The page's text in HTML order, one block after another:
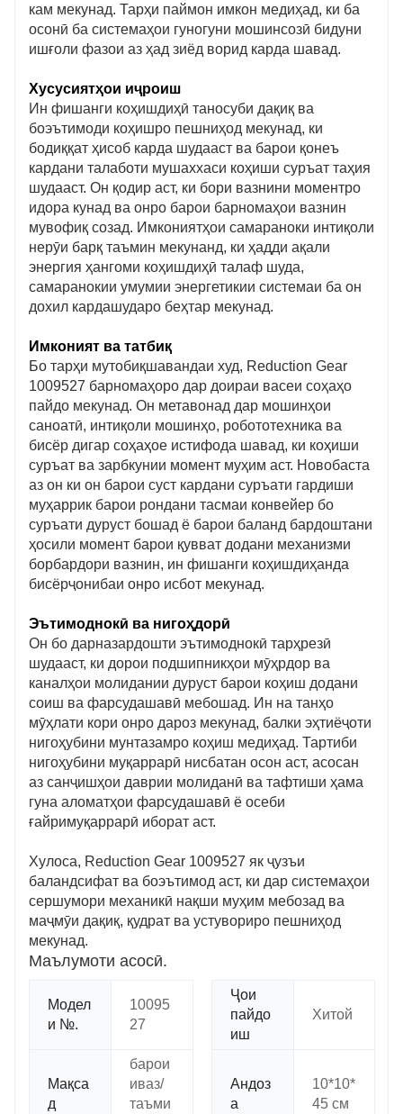
кам мекунад. Тарҳи паймон имкон медиҳад, ки ба
осонӣ ба системаҳои гуногуни мошинсозӣ бидуни
ишғоли фазои аз ҳад зиёд ворид карда шавад.
Хусусиятҳои иҷроиш
Ин фишанги коҳишдиҳӣ таносуби дақиқ ва
боэътимоди коҳишро пешниҳод мекунад, ки
бодиққат ҳисоб карда шудааст ва барои қонеъ
кардани талаботи мушаххаси коҳиши суръат таҳия
шудааст. Он қодир аст, ки бори вазнини моментро
идора кунад ва онро барои барномаҳои вазнин
мувофиқ созад. Имкониятҳои самараноки интиқоли
нерӯи барқ ​​​​таъмин мекунанд, ки ҳадди ақали
энергия ҳангоми коҳишдиҳӣ талаф шуда,
самаранокии умумии энергетикии системаи ба он
дохил кардашударо беҳтар мекунад.
Имконият ва татбиқ
Бо тарҳи мутобиқшавандаи худ, Reduction Gear
1009527 барномаҳоро дар доираи васеи соҳаҳо
пайдо мекунад. Он метавонад дар мошинҳои
саноатӣ, интиқоли мошинҳо, робототехника ва
бисёр дигар соҳаҳое истифода шавад, ки коҳиши
суръат ва зарбкунии момент муҳим аст. Новобаста
аз он ки он барои суст кардани суръати гардиши
муҳаррик барои рондани тасмаи конвейер бо
суръати дуруст бошад ё барои баланд бардоштани
ҳосили момент барои қувват додани механизми
борбардори вазнин, ин фишанги коҳишдиҳанда
бисёрҷонибаи онро исбот мекунад.
Эътимоднокӣ ва нигоҳдорӣ
Он бо дарназардошти эътимоднокӣ тарҳрезӣ
шудааст, ки дорои подшипникҳои мӯҳрдор ва
каналҳои молидании дуруст барои коҳиш додани
соиш ва фарсудашавӣ мебошад. Ин на танҳо
мӯҳлати кори онро дароз мекунад, балки эҳтиёҷоти
нигоҳубини мунтазамро коҳиш медиҳад. Тартиби
нигоҳубини муқаррарӣ нисбатан осон аст, асосан
аз санҷишҳои даврии молиданӣ ва тафтиши ҳама
гуна аломатҳои фарсудашавӣ ё осеби
ғайримуқаррарӣ иборат аст.
Хулоса, Reduction Gear 1009527 як ҷузъи
баландсифат ва боэътимод аст, ки дар системаҳои
сершумори механикӣ нақши муҳим мебозад ва
маҷмӯи дақиқ, қудрат ва устувориро пешниҳод
мекунад.
Маълумоти асосӣ.
Модел
и №.
10095
27
Ҷои
пайдо
иш
Хитой
Мақса
д
барои
иваз/
таъми
Андоз
а
10*10*
45 см